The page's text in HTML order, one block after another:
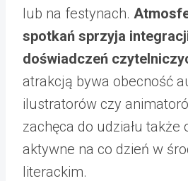
lub na festynach.
spotkań sprzyja
doświadczeń
atrakcją bywa obecność
ilustratorów czy
zachęca do udziału także
aktywne na co dzień w
literackim.